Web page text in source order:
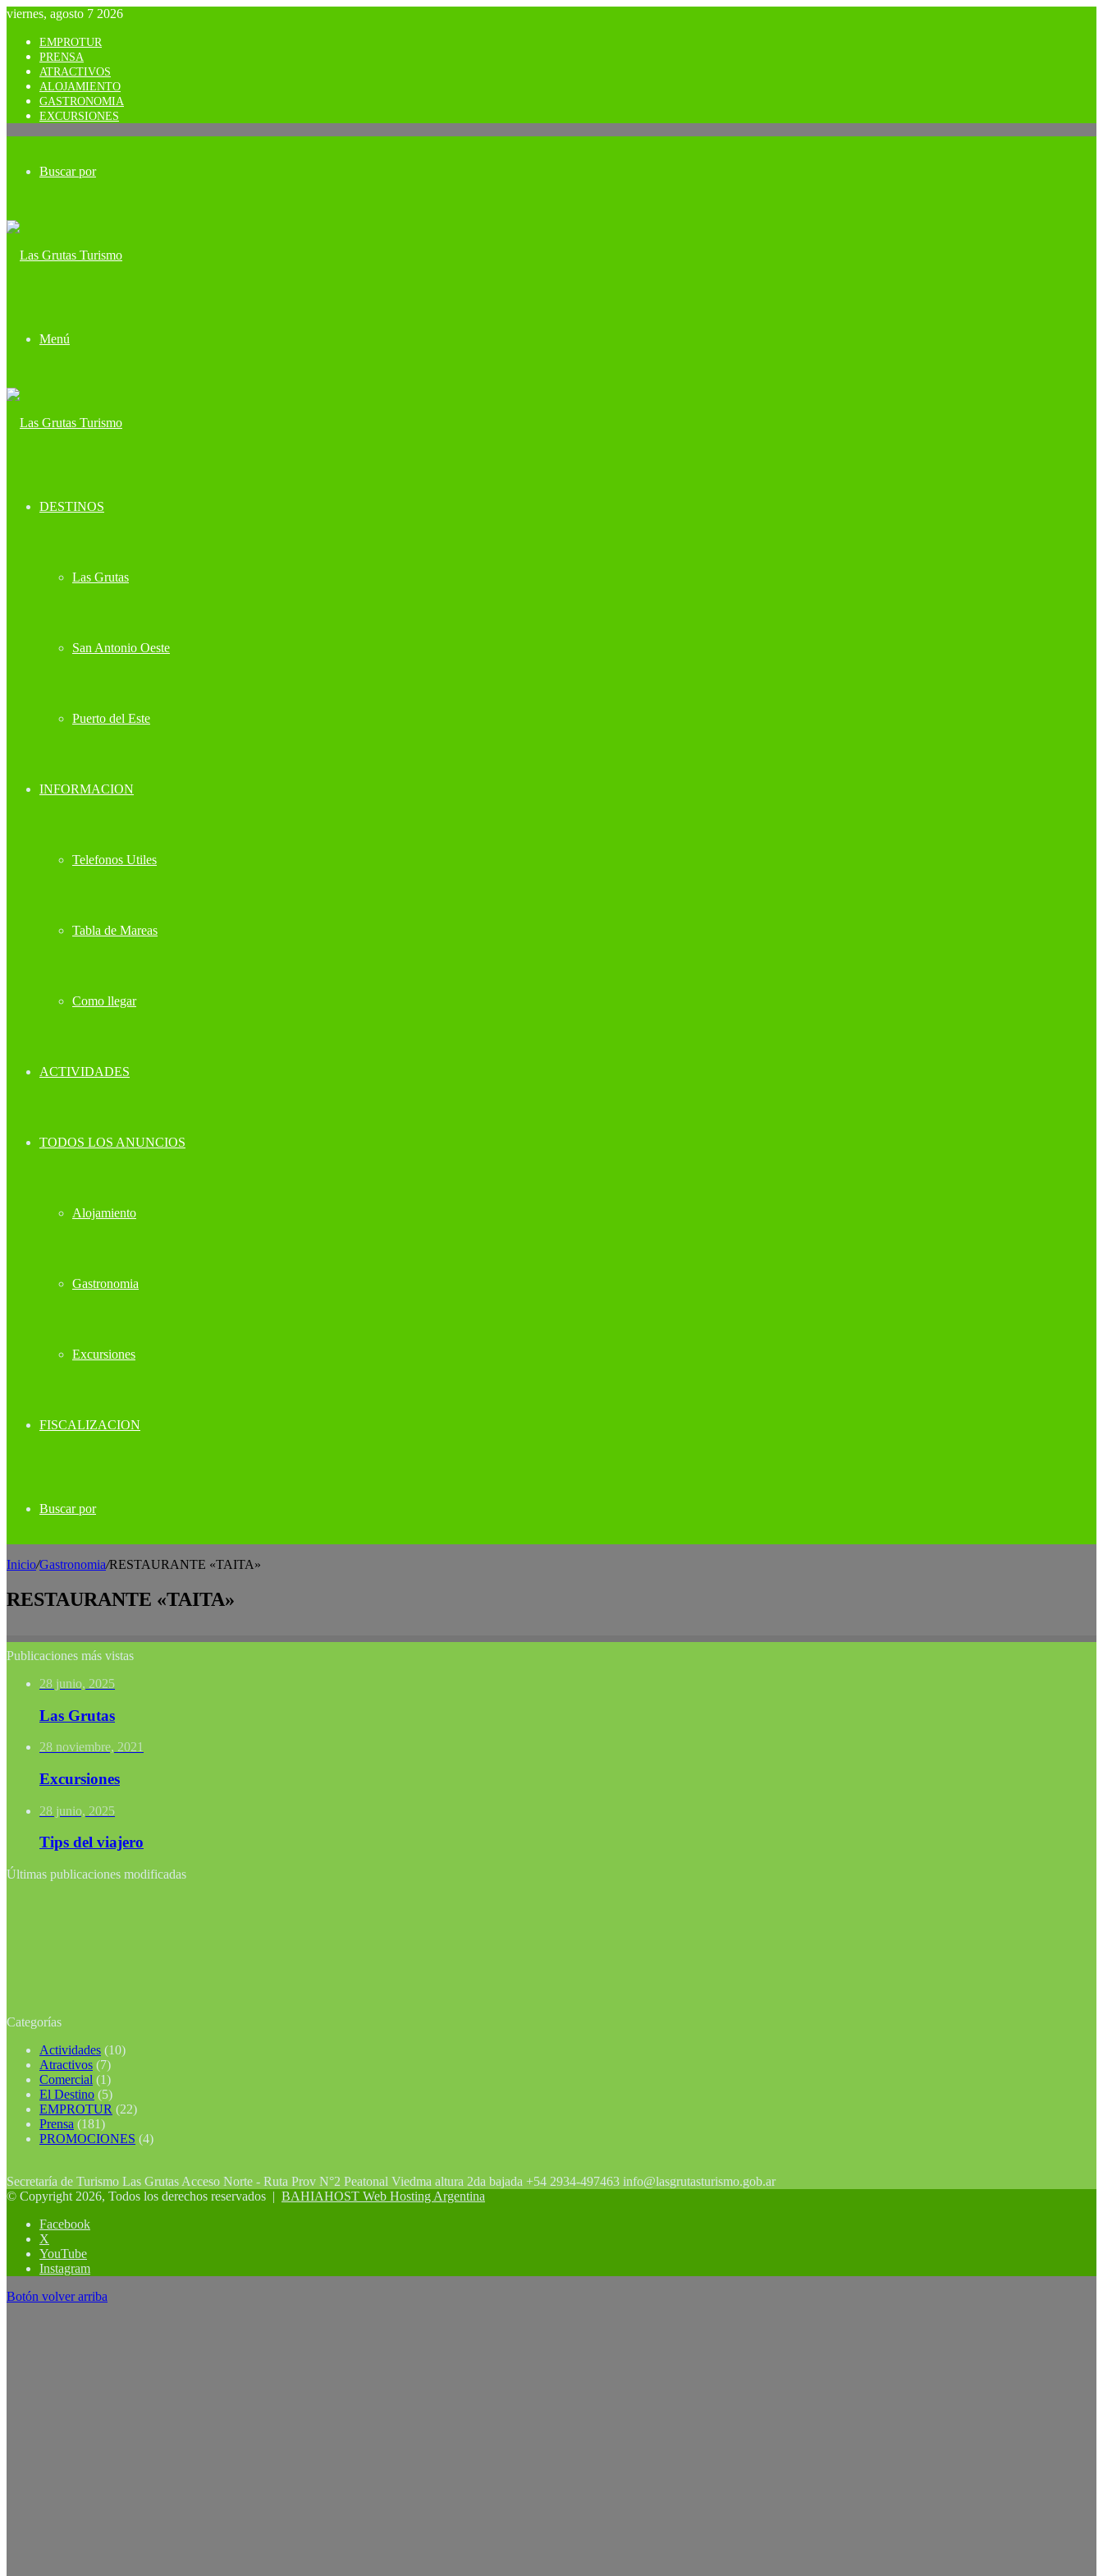
viernes, agosto 7 2026
EMPROTUR
PRENSA
ATRACTIVOS
ALOJAMIENTO
GASTRONOMIA
EXCURSIONES
Buscar por
Menú
DESTINOS
Las Grutas
San Antonio Oeste
Puerto del Este
INFORMACION
Telefonos Utiles
Tabla de Mareas
Como llegar
ACTIVIDADES
TODOS LOS ANUNCIOS
Alojamiento
Gastronomia
Excursiones
FISCALIZACION
Buscar por
Inicio/Gastronomia/RESTAURANTE «TAITA»
RESTAURANTE «TAITA»
Publicaciones más vistas
28 junio, 2025
Las Grutas
28 noviembre, 2021
Excursiones
28 junio, 2025
Tips del viajero
Últimas publicaciones modificadas
Categorías
Actividades (10)
Atractivos (7)
Comercial (1)
El Destino (5)
EMPROTUR (22)
Prensa (181)
PROMOCIONES (4)
Secretaría de Turismo Las Grutas Acceso Norte - Ruta Prov N°2 Peatonal Viedma altura 2da bajada +54 2934-497463 info@lasgrutasturismo.gob.ar
© Copyright 2026, Todos los derechos reservados | BAHIAHOST Web Hosting Argentina
Facebook
X
YouTube
Instagram
Botón volver arriba